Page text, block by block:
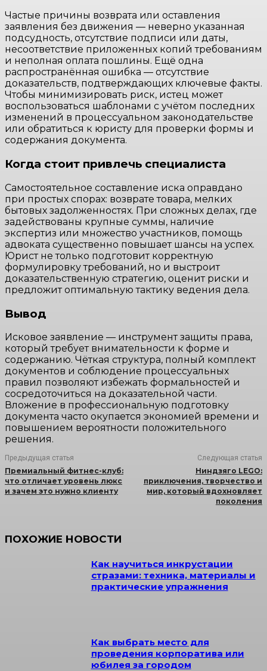
Частые причины возврата или оставления
заявления без движения — неверно указанная
подсудность, отсутствие подписи или даты,
несоответствие приложенных копий требованиям
и неполная оплата пошлины. Ещё одна
распространённая ошибка — отсутствие
доказательств, подтверждающих ключевые факты.
Чтобы минимизировать риск, истец может
воспользоваться шаблонами с учётом последних
изменений в процессуальном законодательстве
или обратиться к юристу для проверки формы и
содержания документа.
Когда стоит привлечь специалиста
Самостоятельное составление иска оправдано
при простых спорах: возврате товара, мелких
бытовых задолженностях. При сложных делах, где
задействованы крупные суммы, наличие
экспертиз или множество участников, помощь
адвоката существенно повышает шансы на успех.
Юрист не только подготовит корректную
формулировку требований, но и выстроит
доказательственную стратегию, оценит риски и
предложит оптимальную тактику ведения дела.
Вывод
Исковое заявление — инструмент защиты права,
который требует внимательности к форме и
содержанию. Чёткая структура, полный комплект
документов и соблюдение процессуальных
правил позволяют избежать формальностей и
сосредоточиться на доказательной части.
Вложение в профессиональную подготовку
документа часто окупается экономией времени и
повышением вероятности положительного
решения.
Предыдущая статья
Премиальный фитнес-клуб:
что отличает уровень люкс
и зачем это нужно клиенту
Следующая статья
Ниндзяго LEGO:
приключения, творчество и
мир, который вдохновляет
поколения
ПОХОЖИЕ НОВОСТИ
Как научиться инкрустации
стразами: техника, материалы и
практические упражнения
Как выбрать место для
проведения корпоратива или
юбилея за городом